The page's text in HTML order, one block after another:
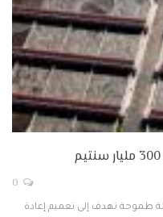
طموحة تهدف إلى تعميم إعادة